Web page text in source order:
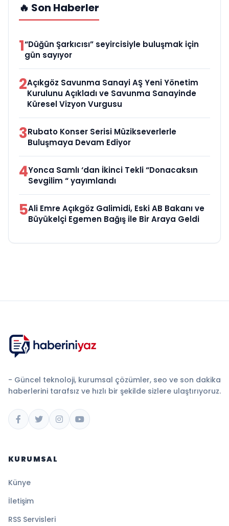
🔥 Son Haberler
1“Düğün Şarkıcısı” seyircisiyle buluşmak için
gün sayıyor
2Açıkgöz Savunma Sanayi AŞ Yeni Yönetim
Kurulunu Açıkladı ve Savunma Sanayinde
Küresel Vizyon Vurgusu
3Rubato Konser Serisi Müzikseverlerle
Buluşmaya Devam Ediyor
4Yonca Samlı ‘dan İkinci Tekli “Donacaksın
Sevgilim “ yayımlandı
5Ali Emre Açıkgöz Galimidi, Eski AB Bakanı ve
Büyükelçi Egemen Bağış ile Bir Araya Geldi
- Güncel teknoloji, kurumsal çözümler, seo ve son dakika
haberlerini tarafsız ve hızlı bir şekilde sizlere ulaştırıyoruz.
KURUMSAL
Künye
İletişim
RSS Servisleri